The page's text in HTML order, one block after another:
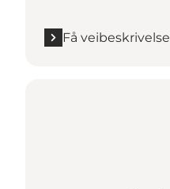
Få veibeskrivelse